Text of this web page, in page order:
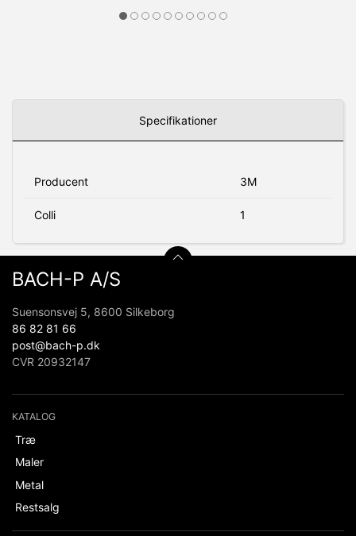
Specifikationer
Producent 3M
Colli 1
BACH-P A/S
Suensonsvej 5, 8600 Silkeborg
86 82 81 66
post@bach-p.dk
CVR 20932147
KATALOG
Træ
Maler
Metal
Restsalg